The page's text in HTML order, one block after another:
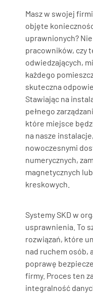
Masz w swojej
objęte
uprawnionych?
pracowników, czy
odwiedzających,
każdego
skuteczna
Stawiając na
pełnego
które miejsce
na nasze
nowoczesnymi
numerycznych,
magnetycznych
kreskowych.
Systemy SKD w
usprawnienia. To
rozwiązań, które
nad ruchem osób,
poprawę
firmy. Proces ten
integralność